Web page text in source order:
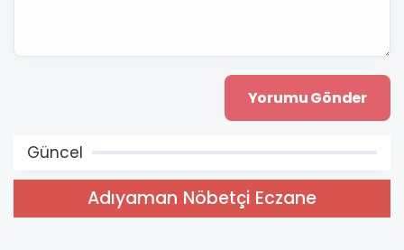
Güncel
Adıyaman Nöbetçi Eczane